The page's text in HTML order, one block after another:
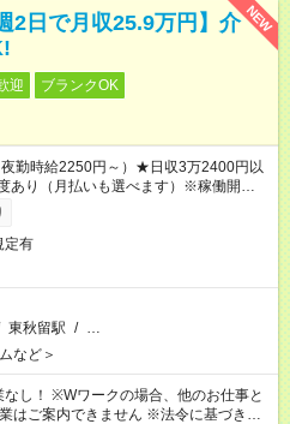
NEW
2日で月収25.9万円】介
迎
ブランクOK
勤時給2250円～）★日収3万2400円以
あり（月払いも選べます）※稼働開始時
払いとなります。
定有
東秋留駅 / …
など＞
のお仕事と
はご案内できません ※法令に基づき、